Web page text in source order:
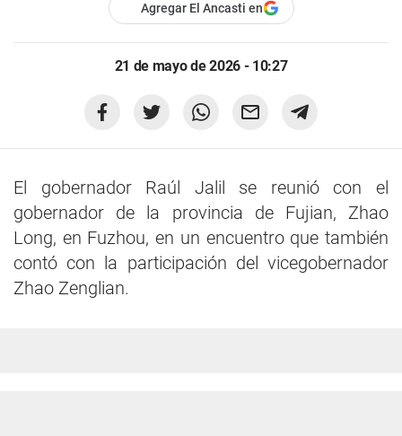
Agregar El Ancasti en
21 de mayo de 2026 - 10:27
El gobernador Raúl Jalil se reunió con el
gobernador de la provincia de Fujian, Zhao
Long, en Fuzhou, en un encuentro que también
contó con la participación del vicegobernador
Zhao Zenglian.